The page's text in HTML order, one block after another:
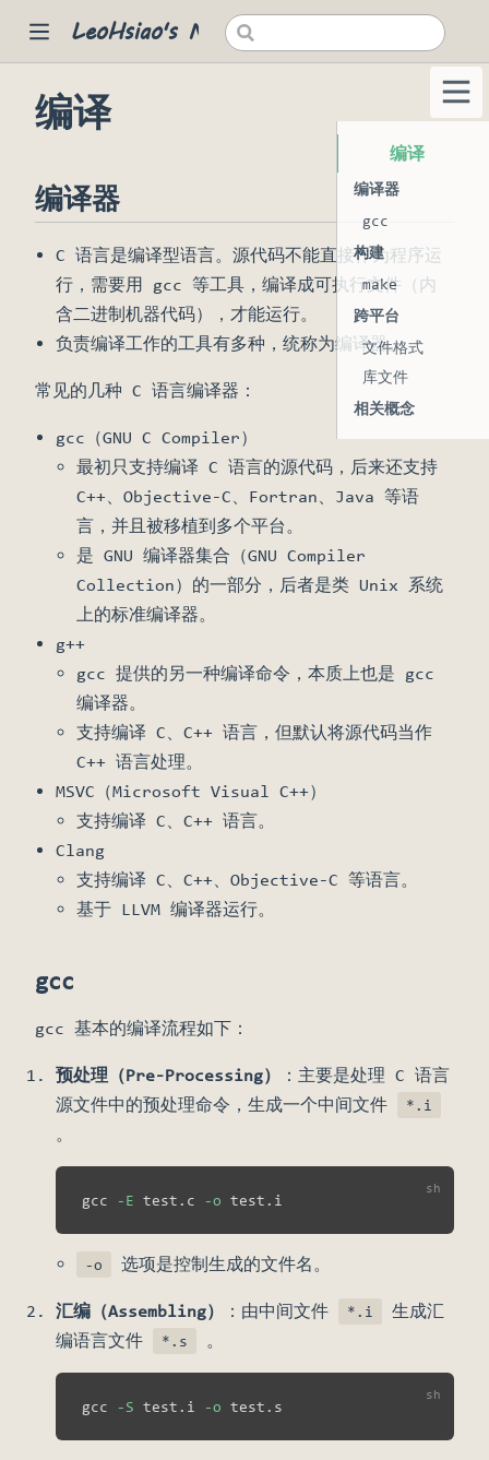
LeoHsiao's Notes
window)
window)
编译
编译器
C 语言是编译型语言。源代码不能直接作为程序运
行，需要用 gcc 等工具，编译成可执行文件（内
含二进制机器代码），才能运行。
负责编译工作的工具有多种，统称为编译器。
常见的几种 C 语言编译器：
gcc（GNU C Compiler）
最初只支持编译 C 语言的源代码，后来还支持
C++、Objective-C、Fortran、Java 等语
言，并且被移植到多个平台。
是 GNU 编译器集合（GNU Compiler
Collection）的一部分，后者是类 Unix 系统
上的标准编译器。
g++
gcc 提供的另一种编译命令，本质上也是 gcc
编译器。
支持编译 C、C++ 语言，但默认将源代码当作
C++ 语言处理。
MSVC（Microsoft Visual C++）
支持编译 C、C++ 语言。
Clang
支持编译 C、C++、Objective-C 等语言。
基于 LLVM 编译器运行。
gcc
gcc 基本的编译流程如下：
预处理（Pre-Processing）
：主要是处理 C 语言
源文件中的预处理命令，生成一个中间文件
*.i
。
gcc -E test.c -o
-o 选项是控制生成的文件名。
汇编（Assembling） ：由中间文件 *.i
生成汇
编语言文件
*.s 。
gcc -S test.i -o
编译
编译器
gcc
构建
make
跨平台
文件格式
库文件
相关概念